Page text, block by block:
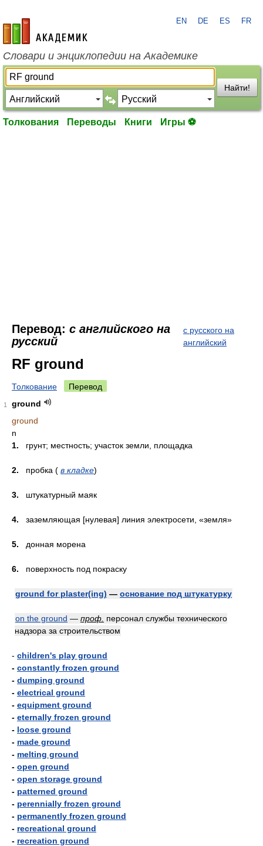
academic.ru
EN DE ES FR
Словари и энциклопедии на Академике
Найти!
Толкования Переводы Книги Игры ⚽
Перевод: с английского на
русский
с русского на
английский
RF ground
Толкование Перевод
1
ground
ground
n
1. грунт; местность; участок земли, площадка
2. пробка ( в кладке)
3. штукатурный маяк
4. заземляющая [нулевая] линия электросети, «земля»
5. донная морена
6. поверхность под покраску
ground for plaster(ing) — основание под штукатурку
on the ground — проф. персонал службы технического
надзора за строительством
- children's play ground
- constantly frozen ground
- dumping ground
- electrical ground
- equipment ground
- eternally frozen ground
- loose ground
- made ground
- melting ground
- open ground
- open storage ground
- patterned ground
- perennially frozen ground
- permanently frozen ground
- recreational ground
- recreation ground